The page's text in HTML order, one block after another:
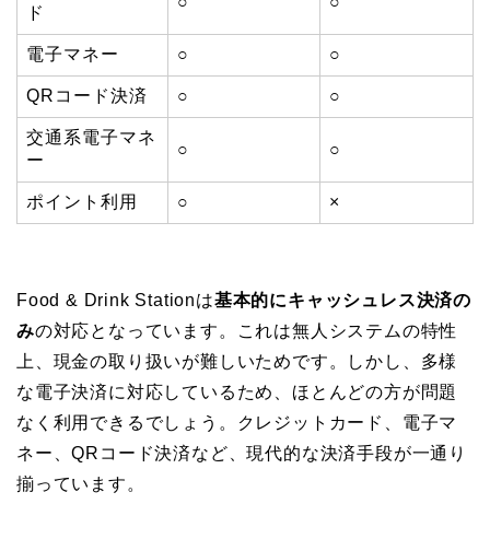
ド
電子マネー ○ ○
QRコード決済 ○ ○
交通系電子マネ
ー
○ ○
ポイント利用 ○ ×
Food & Drink Stationは基本的にキャッシュレス決済の
みの対応となっています。これは無人システムの特性
上、現金の取り扱いが難しいためです。しかし、多様
な電子決済に対応しているため、ほとんどの方が問題
なく利用できるでしょう。クレジットカード、電子マ
ネー、QRコード決済など、現代的な決済手段が一通り
揃っています。